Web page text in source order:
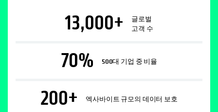
13,000+
글로벌
고객 수
70% 500대 기업 중 비율
200+ 엑사바이트 규모의 데이터 보호